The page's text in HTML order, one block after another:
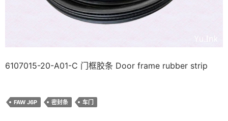
6107015-20-A01-C 门框胶条 Door frame rubber strip
FAW J6P 密封条 车门